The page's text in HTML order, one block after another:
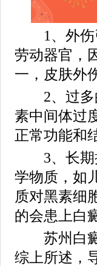
1、外伤引
劳动器官，
一，皮肤外
2、过多的
素中间体过
正常功能和
3、长期接
学物质，如
质对黑素细
的会患上白
苏州白癜
综上所述，